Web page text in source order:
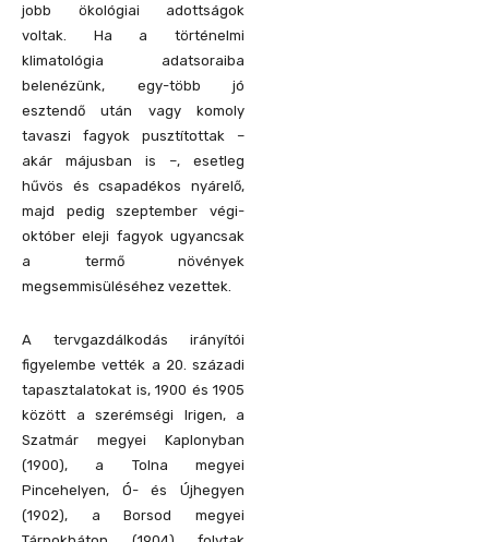
jobb ökológiai adottságok
voltak. Ha a történelmi
klimatológia adatsoraiba
belenézünk, egy-több jó
esztendő után vagy komoly
tavaszi fagyok pusztítottak –
akár májusban is –, esetleg
hűvös és csapadékos nyárelő,
majd pedig szeptember végi-
október eleji fagyok ugyancsak
a termő növények
megsemmisüléséhez vezettek.
A tervgazdálkodás irányítói
figyelembe vették a 20. századi
tapasztalatokat is, 1900 és 1905
között a szerémségi Irigen, a
Szatmár megyei Kaplonyban
(1900), a Tolna megyei
Pincehelyen, Ó- és Újhegyen
(1902), a Borsod megyei